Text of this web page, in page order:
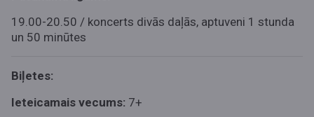
19.00-20.50 / koncerts divās daļās, aptuveni 1 stunda
un 50 minūtes
Biļetes:
Ieteicamais vecums: 7+